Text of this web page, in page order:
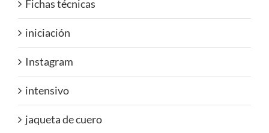
Fichas técnicas
iniciación
Instagram
intensivo
jaqueta de cuero